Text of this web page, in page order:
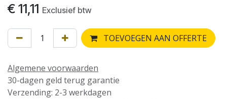
€ 11,11 Exclusief btw
TOEVOEGEN AAN OFFERTE
Algemene voorwaarden
30-dagen geld terug garantie
Verzending: 2-3 werkdagen